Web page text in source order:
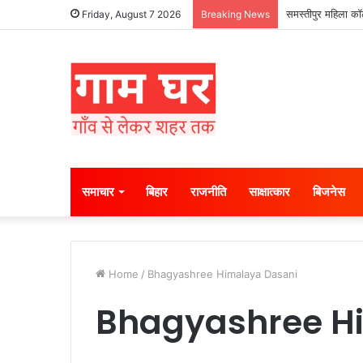
Friday, August 7 2026 Breaking News समस्तीपुर महिला
समाचार बिहार राजनीति साक्षात्कार बिजनेस
Home / Bhagyashree Himalaya Dasani
Bhagyashree